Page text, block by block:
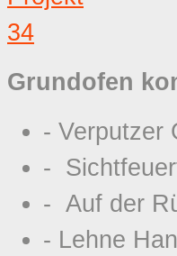
Grundofen
- Verputzer
-
- Auf
- Lehne